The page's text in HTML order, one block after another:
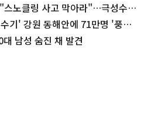
스노클링 사고 막아라"…극성수기
기' 강원 동해안에 71만명 '풍
남성 숨진 채 발견